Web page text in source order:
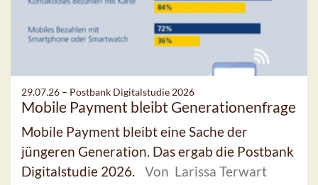
29.07.26 – Postbank Digitalstudie 2026
Mobile Payment bleibt Generationenfrage
Mobile Payment bleibt eine Sache der
jüngeren Generation. Das ergab die Postbank
Digitalstudie 2026.
Von Larissa Terwart